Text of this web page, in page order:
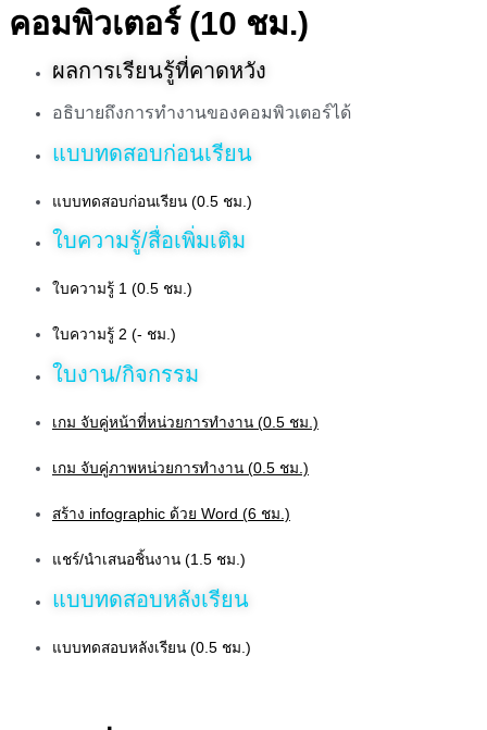
คอมพิวเตอร์ (10 ชม.)
ผลการเรียนรู้ที่คาดหวัง
อธิบายถึงการทำงานของคอมพิวเตอร์ได้
แบบทดสอบก่อนเรียน
แบบทดสอบก่อนเรียน (0.5 ชม.)
ใบความรู้/สื่อเพิ่มเติม
ใบความรู้ 1 (0.5 ชม.)
ใบความรู้ 2 (- ชม.)
ใบงาน/กิจกรรม
เกม จับคู่หน้าที่หน่วยการทำงาน (0.5 ชม.)
เกม จับคู่ภาพหน่วยการทำงาน (0.5 ชม.)
สร้าง infographic ด้วย Word (6 ชม.)
แชร์/นำเสนอชิ้นงาน (1.5 ชม.)
แบบทดสอบหลังเรียน
แบบทดสอบหลังเรียน (0.5 ชม.)